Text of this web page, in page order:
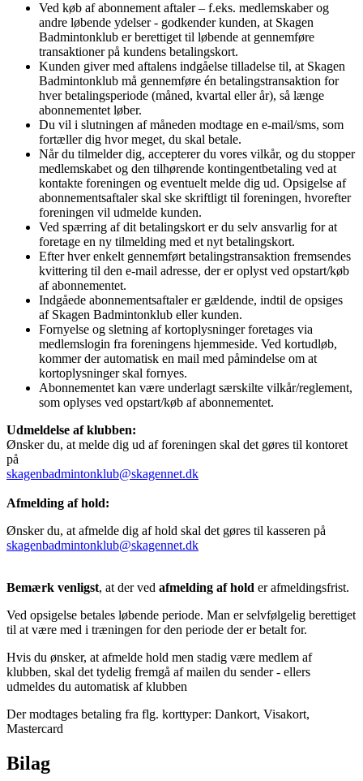
Ved køb af abonnement aftaler – f.eks. medlemskaber og
andre løbende ydelser - godkender kunden, at Skagen
Badmintonklub er berettiget til løbende at gennemføre
transaktioner på kundens betalingskort.
Kunden giver med aftalens indgåelse tilladelse til, at Skagen
Badmintonklub må gennemføre én betalingstransaktion for
hver betalingsperiode (måned, kvartal eller år), så længe
abonnementet løber.
Du vil i slutningen af måneden modtage en e-mail/sms, som
fortæller dig hvor meget, du skal betale.
Når du tilmelder dig, accepterer du vores vilkår, og du stopper
medlemskabet og den tilhørende kontingentbetaling ved at
kontakte foreningen og eventuelt melde dig ud. Opsigelse af
abonnementsaftaler skal ske skriftligt til foreningen, hvorefter
foreningen vil udmelde kunden.
Ved spærring af dit betalingskort er du selv ansvarlig for at
foretage en ny tilmelding med et nyt betalingskort.
Efter hver enkelt gennemført betalingstransaktion fremsendes
kvittering til den e-mail adresse, der er oplyst ved opstart/køb
af abonnementet.
Indgåede abonnementsaftaler er gældende, indtil de opsiges
af Skagen Badmintonklub eller kunden.
Fornyelse og sletning af kortoplysninger foretages via
medlemslogin fra foreningens hjemmeside. Ved kortudløb,
kommer der automatisk en mail med påmindelse om at
kortoplysninger skal fornyes.
Abonnementet kan være underlagt særskilte vilkår/reglement,
som oplyses ved opstart/køb af abonnementet.
Udmeldelse af klubben:
Ønsker du, at melde dig ud af foreningen skal det gøres til kontoret
på
skagenbadmintonklub@skagennet.dk
Afmelding af hold:
Ønsker du, at afmelde dig af hold skal det gøres til kasseren på
skagenbadmintonklub@skagennet.dk
Bemærk venligst, at der ved afmelding af hold er afmeldingsfrist.
Ved opsigelse betales løbende periode. Man er selvfølgelig berettiget
til at være med i træningen for den periode der er betalt for.
Hvis du ønsker, at afmelde hold men stadig være medlem af
klubben, skal det tydelig fremgå af mailen du sender - ellers
udmeldes du automatisk af klubben
Der modtages betaling fra flg. korttyper: Dankort, Visakort,
Mastercard
Bilag